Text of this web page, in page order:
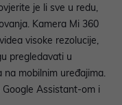
je li sve u redu,
Kamera Mi 360
visoke rezolucije,
pregledavati u
mobilnim uređajima.
Assistant-om i